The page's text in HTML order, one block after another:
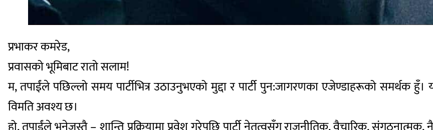
प्रभाकर कमरेड,
प्रवासको भूमिबाट रातो सलाम!
म, तपाईंले पछिल्लो समय पार्टीभित्र उठाउनुभएको मुद्दा र पार्टी पुन:जागरणका एजेण्डाहरूको समर्थक
विमति अवश्य छ।